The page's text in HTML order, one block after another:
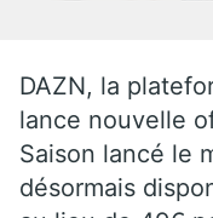
DAZN, la
lance nouvelle
Saison lancé le
désormais